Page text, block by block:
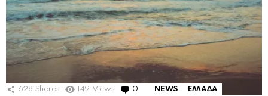
628 Shares 149 Views 0 Comments
NEWS ΕΛΛΑΔΑ